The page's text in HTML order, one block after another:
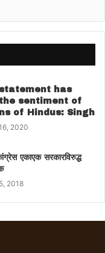
statement has
sentiment of
of Hindus: Singh
2020
एकाएक सरकारविरुद्ध
2018